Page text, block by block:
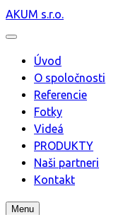
AKUM s.r.o.
Úvod
O spoločnosti
Referencie
Fotky
Videá
PRODUKTY
Naši partneri
Kontakt
Menu